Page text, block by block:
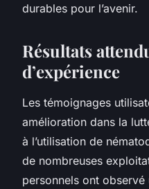
durables pour l’avenir.
Résultats
d’expérience
Les témoignages
amélioration dans la
à l’utilisation de
de nombreuses
personnels ont